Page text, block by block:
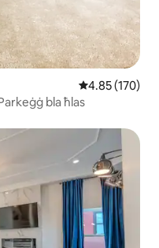
Rating medju
4.85 (170)
bla ħlas